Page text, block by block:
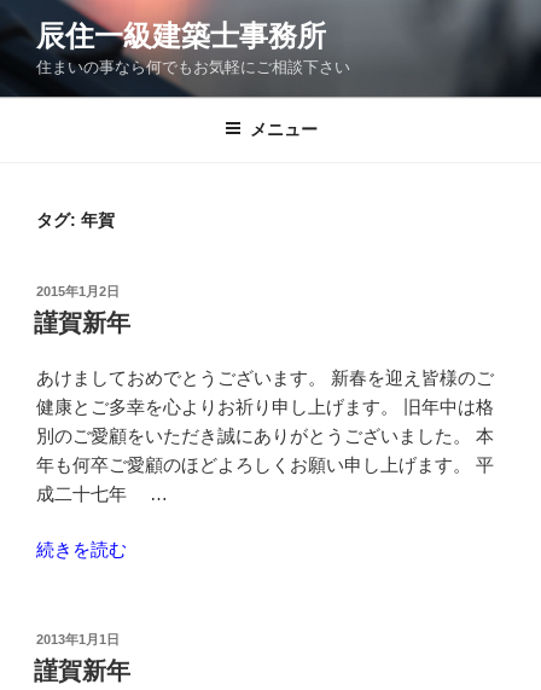
ン
辰住一級建築士事務所
住まいの事なら何でもお気軽にご相談下さい
メニュー
タグ: 年賀
投
稿
日:
2015年1月2日
謹賀新年
あけましておめでとうございます。 新春を迎え皆様のご
健康とご多幸を心よりお祈り申し上げます。 旧年中は格
別のご愛顧をいただき誠にありがとうございました。 本
年も何卒ご愛顧のほどよろしくお願い申し上げます。 平
成二十七年 …
“謹
年”
の
続きを読む
投
稿
日:
2013年1月1日
謹賀新年